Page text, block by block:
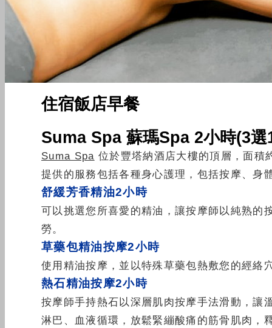
住宿飯店早餐
Suma Spa 蘇瑪Spa 2小時(3選
Suma Spa 位於豐塔納酒店大樓的頂層，面積
提供的服務包括各種身心護理，包括按摩、身
舒緩芳香精油2小時
可以挑選您所喜愛的精油，讓按摩師以純熟的
勞。
草藥包精油按摩2小時
使用精油按摩，並以特殊草藥包熱敷您的經絡
熱石精油按摩2小時
按摩師手持熱石以深層肌肉按摩手法滑動，讓
淋巴、血液循環，放鬆緊繃酸痛的筋骨肌肉，